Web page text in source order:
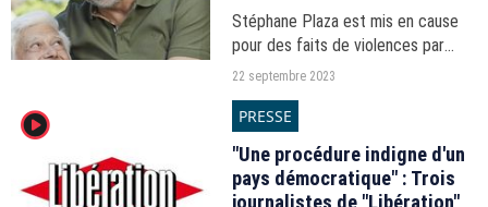
Stéphane Plaza est mis en cause
pour des faits de violences par
trois de ses anciennes compagnes
21 septembre 2023, par
"Médiapart".
22 septembre 2023
player2 PRESSE
"Une procédure indigne d'un
pays démocratique" : Trois
journalistes de "Libération"